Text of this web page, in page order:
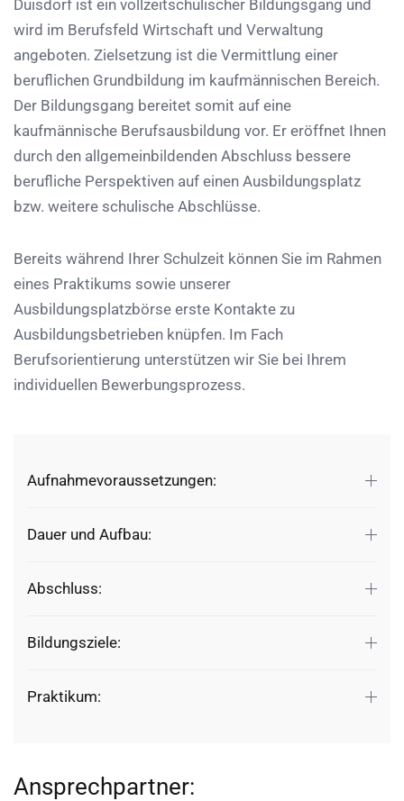
Duisdorf ist ein vollzeitschulischer Bildungsgang und
wird im Berufsfeld Wirtschaft und Verwaltung
angeboten. Zielsetzung ist die Vermittlung einer
beruflichen Grundbildung im kaufmännischen Bereich.
Der Bildungsgang bereitet somit auf eine
kaufmännische Berufsausbildung vor. Er eröffnet Ihnen
durch den allgemeinbildenden Abschluss bessere
berufliche Perspektiven auf einen Ausbildungsplatz
bzw. weitere schulische Abschlüsse.
Bereits während Ihrer Schulzeit können Sie im Rahmen
eines Praktikums sowie unserer
Ausbildungsplatzbörse erste Kontakte zu
Ausbildungsbetrieben knüpfen. Im Fach
Berufsorientierung unterstützen wir Sie bei Ihrem
individuellen Bewerbungsprozess.
Aufnahmevoraussetzungen:
Dauer und Aufbau:
Abschluss:
Bildungsziele:
Praktikum:
Ansprechpartner: